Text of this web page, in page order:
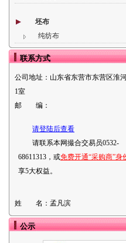
坯布
纯纺布
联系方式
公司地址： 山东省东营市东营区淮
1室
邮 编：
请登陆后查看
请联系本网撮合交易员0532-
68611313，或免费开通“采购商”身
享5大权益。
姓 名： 孟凡滨
公示